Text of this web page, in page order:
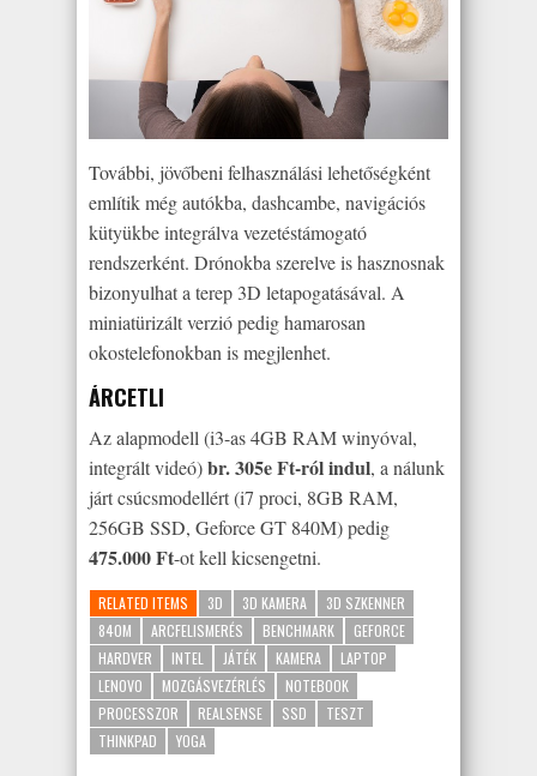
További, jövőbeni felhasználási lehetőségként
említik még autókba, dashcambe, navigációs
kütyükbe integrálva vezetéstámogató
rendszerként. Drónokba szerelve is hasznosnak
bizonyulhat a terep 3D letapogatásával. A
miniatürizált verzió pedig hamarosan
okostelefonokban is megjlenhet.
ÁRCETLI
Az alapmodell (i3-as 4GB RAM winyóval,
integrált videó)br. 305e Ft-ról indul, a nálunk
járt csúcsmodellért (i7 proci, 8GB RAM,
256GB SSD, Geforce GT 840M) pedig
475.000 Ft-ot kell kicsengetni.
RELATED ITEMS 3D 3D KAMERA
3D SZKENNER
840M
ARCFELISMERÉS BENCHMARK
GEFORCE
HARDVER
INTEL JÁTÉK KAMERA
LAPTOP
LENOVO
MOZGÁSVEZÉRLÉS
NOTEBOOK
PROCESSZOR
REALSENSE SSD
TESZT
THINKPAD
YOGA